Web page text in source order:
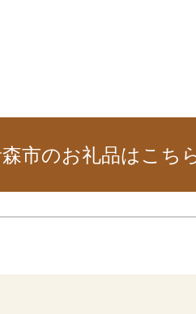
利で安全な交通ネ
市のお礼品はこち